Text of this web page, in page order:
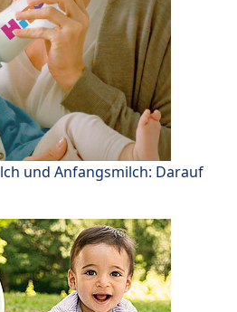
und Anfangsmilch: Darauf